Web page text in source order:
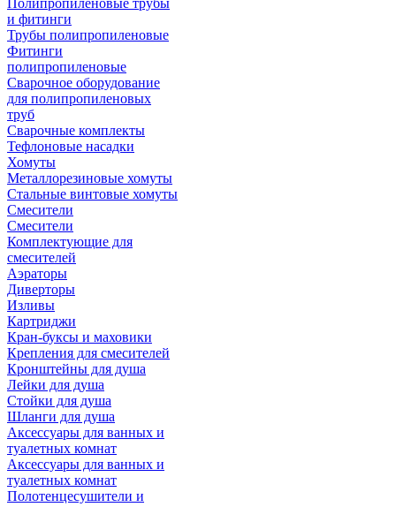
Полипропиленовые трубы
и фитинги
Трубы полипропиленовые
Фитинги
полипропиленовые
Сварочное оборудование
для полипропиленовых
труб
Сварочные комплекты
Тефлоновые насадки
Хомуты
Металлорезиновые хомуты
Стальные винтовые хомуты
Смесители
Смесители
Комплектующие для
смесителей
Аэраторы
Диверторы
Изливы
Картриджи
Кран-буксы и маховики
Крепления для смесителей
Кронштейны для душа
Лейки для душа
Стойки для душа
Шланги для душа
Аксессуары для ванных и
туалетных комнат
Аксессуары для ванных и
туалетных комнат
Полотенцесушители и